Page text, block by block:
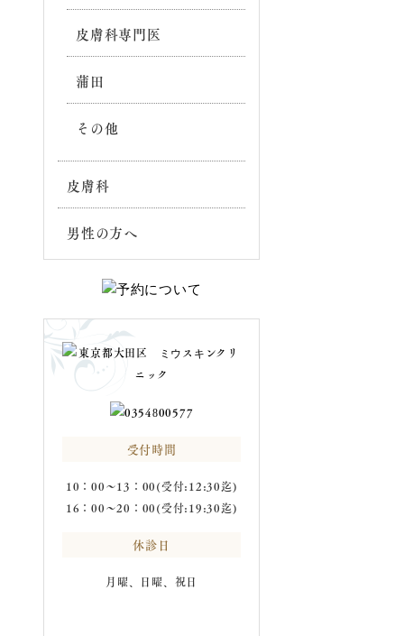
皮膚科専門医
蒲田
その他
皮膚科
男性の方へ
受付時間
10：00～13：00(受付:12:30迄)
16：00～20：00(受付:19:30迄)
休診日
月曜、日曜、祝日